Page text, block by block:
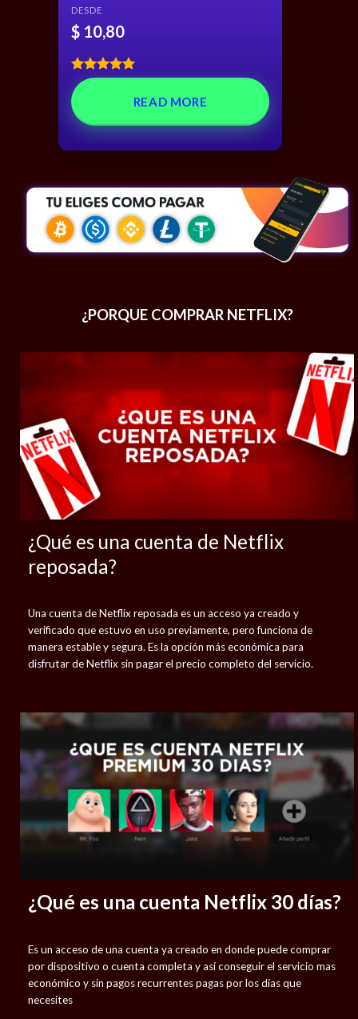
DESDE
$ 10,80
Rated
out of 5
READ MORE
¿PORQUE COMPRAR NETFLIX?
¿Qué es una cuenta de Netflix
reposada?
Una cuenta de Netflix reposada es un acceso ya creado y
verificado que estuvo en uso previamente, pero funciona de
manera estable y segura. Es la opción más económica para
disfrutar de Netflix sin pagar el precio completo del servicio.
¿Qué es una cuenta Netflix 30 días?
Es un acceso de una cuenta ya creado en donde puede comprar
por dispositivo o cuenta completa y así conseguir el servicio mas
económico y sin pagos recurrentes pagas por los días que
necesites